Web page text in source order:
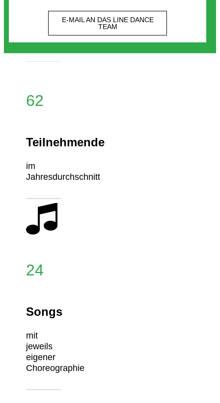
E-MAIL AN DAS LINE DANCE
TEAM
62
Teilnehmende
im
Jahresdurchschnitt
24
Songs
mit
jeweils
eigener
Choreographie